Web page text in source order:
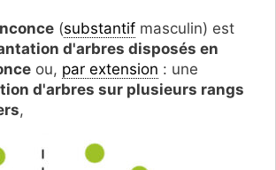
(substantif masculin) est
d'arbres disposés en
ou, par extension : une
d'arbres sur plusieurs rangs
,